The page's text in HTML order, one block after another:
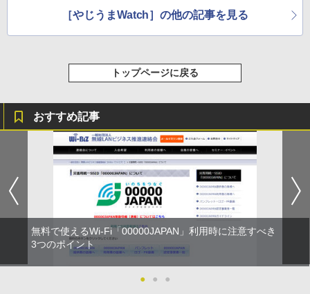
［やじうまWatch］の他の記事を見る
トップページに戻る
おすすめ記事
無料で使えるWi-Fi「00000JAPAN」利用時に注意すべき
3つのポイント
● ● ●